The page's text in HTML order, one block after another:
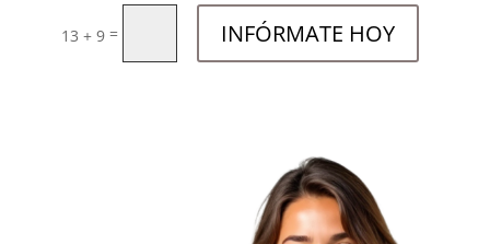
13 + 9 = INFÓRMATE HOY